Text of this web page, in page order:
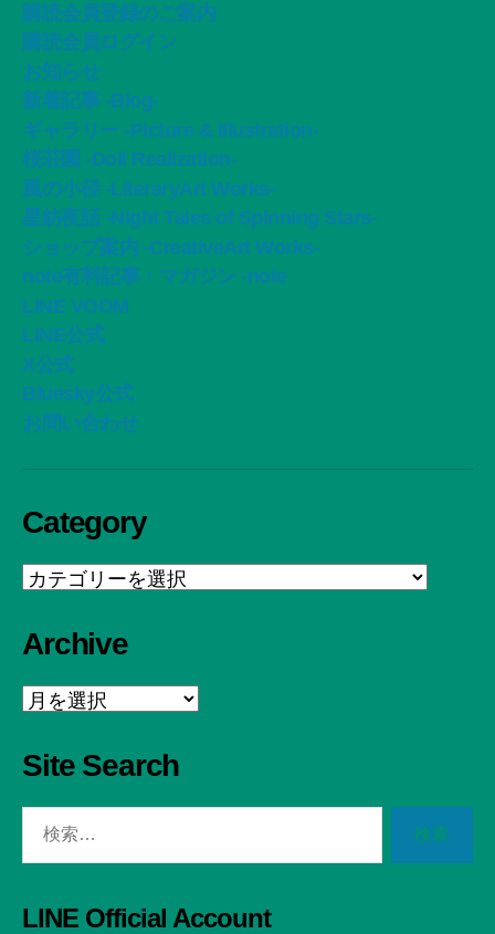
購読会員登録のご案内
購読会員ログイン
お知らせ
新着記事 -Blog-
ギャラリー -Picture & Illustration-
桜荘園 -Doll Realization-
風の小径 -LiteraryArt Works-
星紡夜話 -Night Tales of Spinning Stars-
ショップ案内 -CreativeArt Works-
note有料記事・マガジン -note
LINE VOOM
LINE公式
X公式
Bluesky公式
お問い合わせ
Category
Category
Archive
Archive
Site Search
LINE Official Account